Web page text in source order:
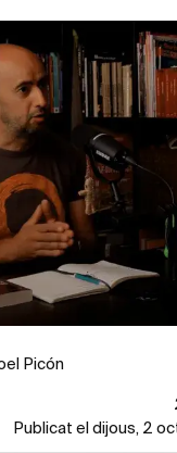
Picón
Publicat el dijous, 2